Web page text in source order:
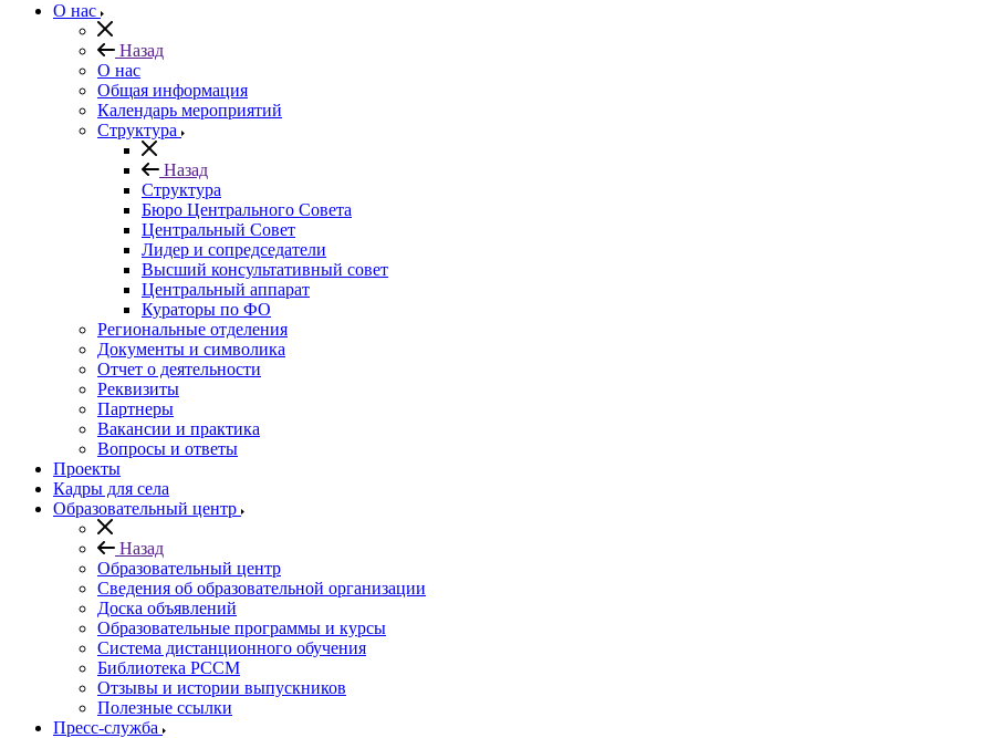
О нас
Назад
О нас
Общая информация
Календарь мероприятий
Структура
Назад
Структура
Бюро Центрального Совета
Центральный Совет
Лидер и сопредседатели
Высший консультативный совет
Центральный аппарат
Кураторы по ФО
Региональные отделения
Документы и символика
Отчет о деятельности
Реквизиты
Партнеры
Вакансии и практика
Вопросы и ответы
Проекты
Кадры для села
Образовательный центр
Назад
Образовательный центр
Сведения об образовательной организации
Доска объявлений
Образовательные программы и курсы
Система дистанционного обучения
Библиотека РССМ
Отзывы и истории выпускников
Полезные ссылки
Пресс-служба